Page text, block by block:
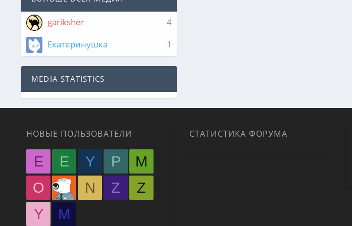
4
gariksher
1
Екатеринушка
MEDIA STATISTICS
НОВЫЕ ПОЛЬЗОВАТЕЛИ
E E Y P
M
O
N Z
Z
Y
М
СТАТИСТИКА ФОРУМА